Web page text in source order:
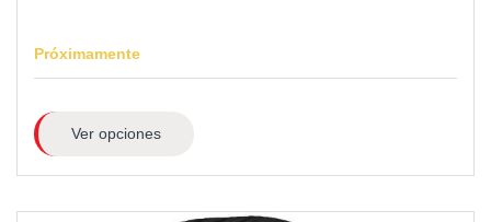
Próximamente
Ver opciones